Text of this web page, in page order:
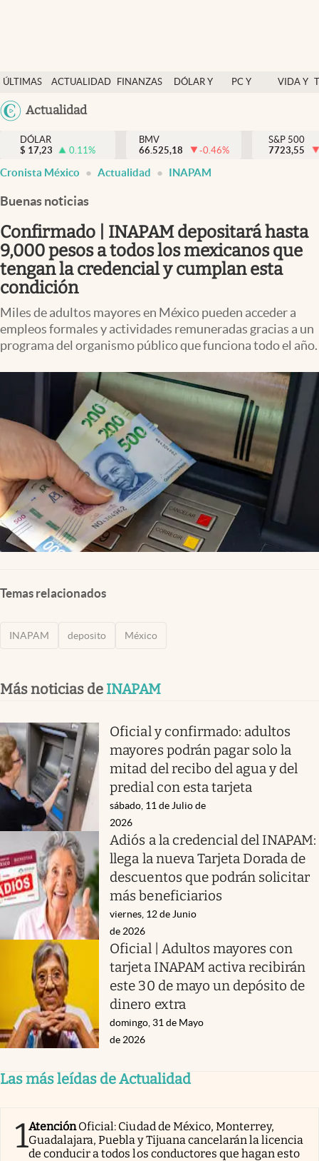
ÚLTIMAS
NOTICIAS
ACTUALIDAD
FINANZAS
DÓLAR Y
PC Y
VIDA Y
México
Actualidad
Actualidad
Finanzas y economía
Dólar y mercados
Pc y celular
Vida y estilo
Clima
Espiritualidad
abre en nueva pestaña
México
DÓLAR
$ 17,23 0.11%
BMV
66.525,18
-0.46%
S&P 500
7723,55
Cronista México Actualidad INAPAM
Buenas noticias
Confirmado | INAPAM depositará hasta
9,000 pesos a todos los mexicanos que
tengan la credencial y cumplan esta
condición
Miles de adultos mayores en México pueden acceder a
empleos formales y actividades remuneradas gracias a un
programa del organismo público que funciona todo el año.
Temas relacionados
INAPAM deposito México
Más noticias de INAPAM
Oficial y confirmado: adultos
mayores podrán pagar solo la
mitad del recibo del agua y del
predial con esta tarjeta
sábado, 11 de Julio de
2026
Adiós a la credencial del INAPAM:
llega la nueva Tarjeta Dorada de
descuentos que podrán solicitar
más beneficiarios
viernes, 12 de Junio
de 2026
Oficial | Adultos mayores con
tarjeta INAPAM activa recibirán
este 30 de mayo un depósito de
dinero extra
domingo, 31 de Mayo
de 2026
Las más leídas de Actualidad
1AtenciónOficial: Ciudad de México, Monterrey,
Guadalajara, Puebla y Tijuana cancelarán la licencia
de conducir a todos los conductores que hagan esto